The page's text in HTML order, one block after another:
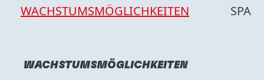
WACHSTUMSMÖGLICHKEITEN
WACHSTUMSMÖGLICHKEITEN